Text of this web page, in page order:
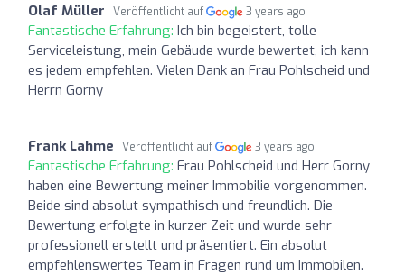
Olaf Müller Veröffentlicht auf 3 years ago
Fantastische Erfahrung: Ich bin begeistert, tolle
Serviceleistung, mein Gebäude wurde bewertet, ich kann
es jedem empfehlen. Vielen Dank an Frau Pohlscheid und
Herrn Gorny
Frank Lahme Veröffentlicht auf 3 years ago
Fantastische Erfahrung: Frau Pohlscheid und Herr Gorny
haben eine Bewertung meiner Immobilie vorgenommen.
Beide sind absolut sympathisch und freundlich. Die
Bewertung erfolgte in kurzer Zeit und wurde sehr
professionell erstellt und präsentiert. Ein absolut
empfehlenswertes Team in Fragen rund um Immobilen.